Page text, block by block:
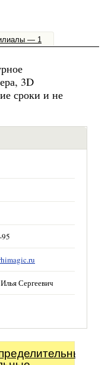
— 1
3D
сроки и не
Сергеевич